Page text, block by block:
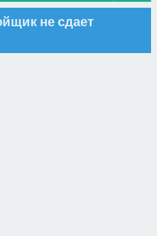
не сдает